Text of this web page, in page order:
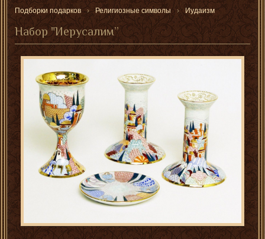
Подборки подарков Религиозные символы Иудаизм
Набор "Иерусалим”